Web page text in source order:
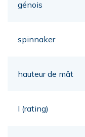
génois
spinnaker
hauteur de mât
I (rating)